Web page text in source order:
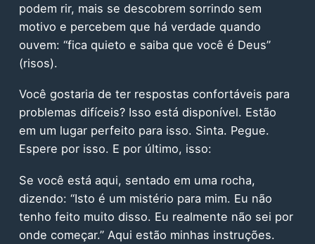
podem rir, mais se descobrem sorrindo sem
motivo e percebem que há verdade quando
ouvem: “fica quieto e saiba que você é Deus”
(risos).
Você gostaria de ter respostas confortáveis para
problemas difíceis? Isso está disponível. Estão
em um lugar perfeito para isso. Sinta. Pegue.
Espere por isso. E por último, isso:
Se você está aqui, sentado em uma rocha,
dizendo: “Isto é um mistério para mim. Eu não
tenho feito muito disso. Eu realmente não sei por
onde começar.” Aqui estão minhas instruções.